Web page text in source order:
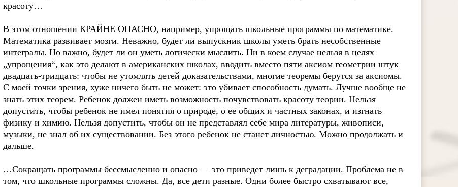
красоту…
В этом отношении КРАЙНЕ ОПАСНО, например, упрощать школьные программы по математике.
Математика развивает мозги. Неважно, будет ли выпускник школы уметь брать несобственные
интегралы. Но важно, будет ли он уметь логически мыслить. Ни в коем случае нельзя в целях
„упрощения“, как это делают в американских школах, вводить вместо пяти аксиом геометрии штук
двадцать-тридцать: чтобы не утомлять детей доказательствами, многие теоремы берутся за аксиомы.
С моей точки зрения, хуже ничего быть не может: это убивает способность думать. Лучше вообще не
знать этих теорем. Ребенок должен иметь возможность почувствовать красоту теории. Нельзя
допустить, чтобы ребенок не имел понятия о природе, о ее общих и частных законах, и изгнать
физику и химию. Нельзя допустить, чтобы он не представлял себе мира литературы, живописи,
музыки, не знал об их существовании. Без этого ребенок не станет личностью. Можно продолжать и
дальше.
…Сокращать программы бессмысленно и опасно — это приведет лишь к деградации. Проблема не в
том, что школьные программы сложны. Да, все дети разные. Одни более быстро схватывают все,